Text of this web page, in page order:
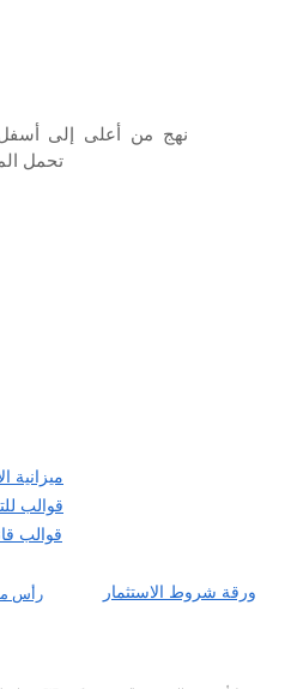
نهج من أعلى إلى أسفل
تحمل
ميزانية
قوالب
قوالب
رأس
ورقة شروط الاستثمار